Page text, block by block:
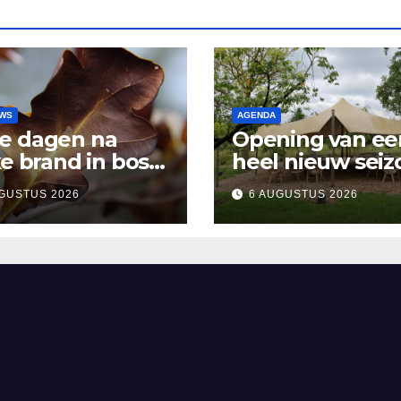
dagen na
brand in bos
Rosmalen en
2026
AGENDA
Opening van
heel nieuw
Vertelpodium
Lopende Vuur’.
Landelijke
6 AUGUSTUS 2026